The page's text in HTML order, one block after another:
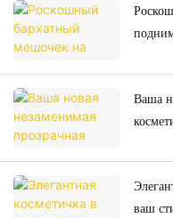
Ваша
ваш